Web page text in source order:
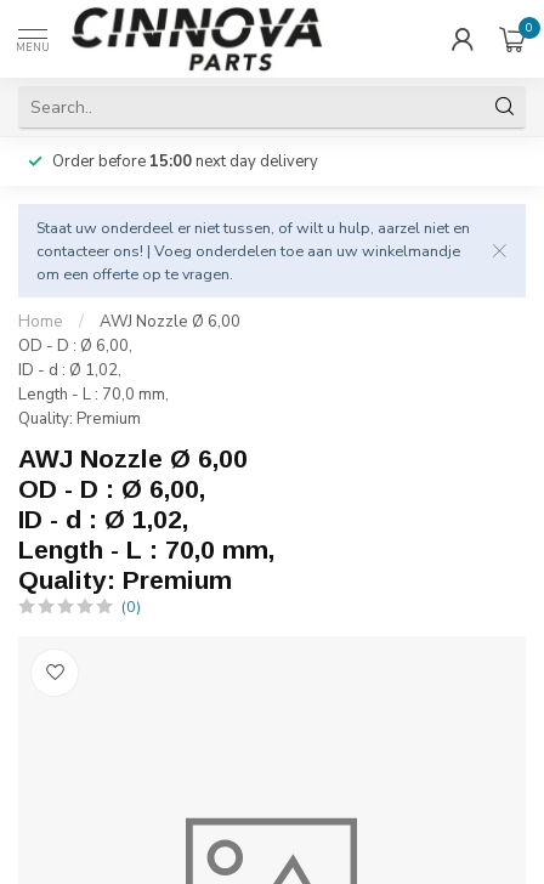
MENU
0
Order before 15:00next day delivery
Staat uw onderdeel er niet tussen, of wilt u hulp, aarzel niet en
contacteer ons! | Voeg onderdelen toe aan uw winkelmandje
om een offerte op te vragen.
Home /
AWJ Nozzle Ø 6,00
OD - D : Ø 6,00,
ID - d : Ø 1,02,
Length - L : 70,0 mm,
Quality: Premium
AWJ Nozzle Ø 6,00
OD - D : Ø 6,00,
ID - d : Ø 1,02,
Length - L : 70,0 mm,
Quality: Premium
(0)